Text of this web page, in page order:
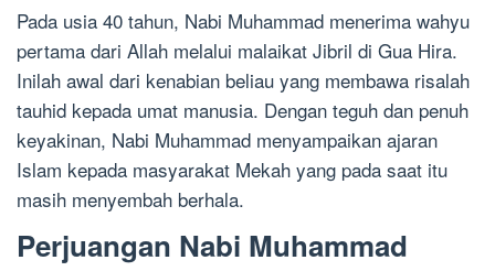
Pada usia 40 tahun, Nabi Muhammad menerima wahyu
pertama dari Allah melalui malaikat Jibril di Gua Hira.
Inilah awal dari kenabian beliau yang membawa risalah
tauhid kepada umat manusia. Dengan teguh dan penuh
keyakinan, Nabi Muhammad menyampaikan ajaran
Islam kepada masyarakat Mekah yang pada saat itu
masih menyembah berhala.
Perjuangan Nabi Muhammad